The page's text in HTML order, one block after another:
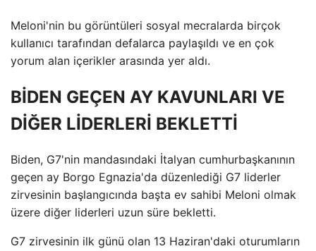
Meloni'nin bu görüntüleri sosyal mecralarda birçok
kullanıcı tarafından defalarca paylaşıldı ve en çok
yorum alan içerikler arasında yer aldı.
BİDEN GEÇEN AY KAVUNLARI VE
DİĞER LİDERLERİ BEKLETTİ
Biden, G7'nin mandasındaki İtalyan cumhurbaşkanının
geçen ay Borgo Egnazia'da düzenlediği G7 liderler
zirvesinin başlangıcında başta ev sahibi Meloni olmak
üzere diğer liderleri uzun süre bekletti.
G7 zirvesinin ilk günü olan 13 Haziran'daki oturumların